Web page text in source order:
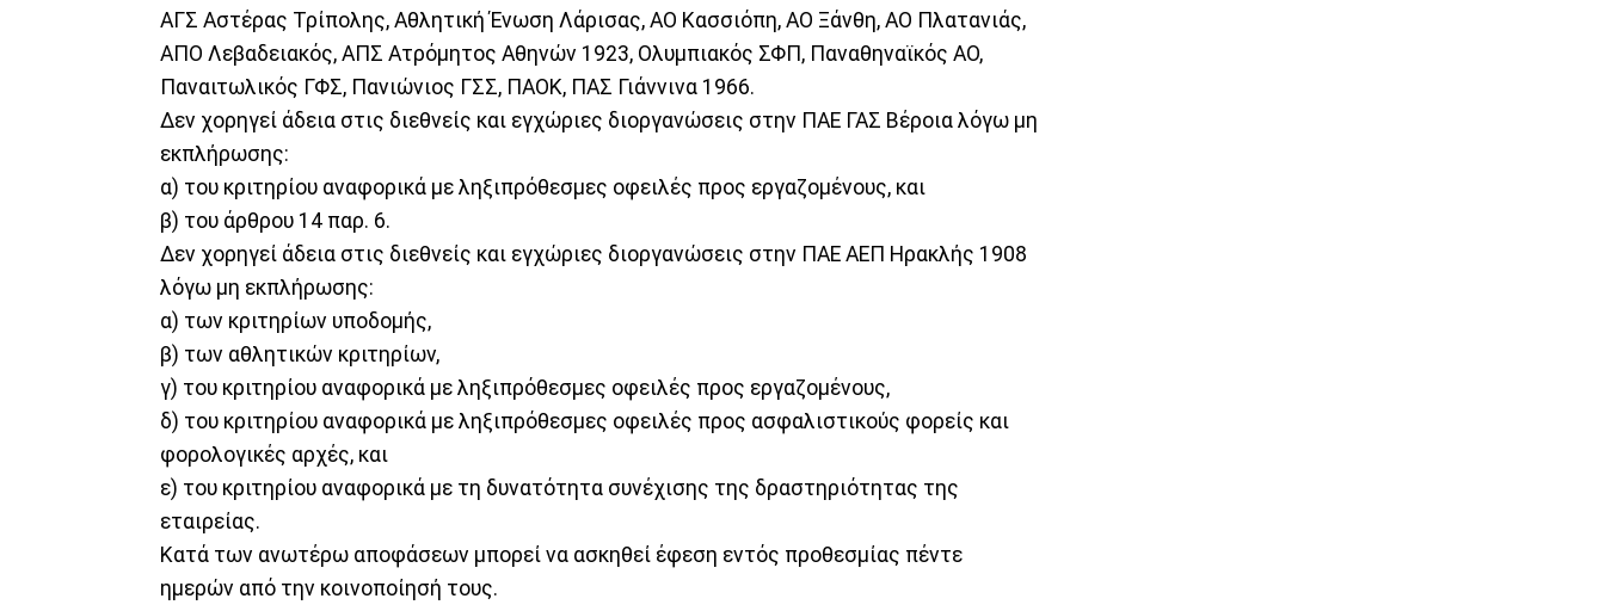
ΑΓΣ Αστέρας Τρίπολης, Αθλητική Ένωση Λάρισας, ΑΟ Κασσιόπη, ΑΟ Ξάνθη, ΑΟ Πλατανιάς,
ΑΠΟ Λεβαδειακός, ΑΠΣ Ατρόμητος Αθηνών 1923, Ολυμπιακός ΣΦΠ, Παναθηναϊκός ΑΟ,
Παναιτωλικός ΓΦΣ, Πανιώνιος ΓΣΣ, ΠΑΟΚ, ΠΑΣ Γιάννινα 1966.
Δεν χορηγεί άδεια στις διεθνείς και εγχώριες διοργανώσεις στην ΠΑΕ ΓΑΣ Βέροια λόγω μη
εκπλήρωσης:
α) του κριτηρίου αναφορικά με ληξιπρόθεσμες οφειλές προς εργαζομένους, και
β) του άρθρου 14 παρ. 6.
Δεν χορηγεί άδεια στις διεθνείς και εγχώριες διοργανώσεις στην ΠΑΕ ΑΕΠ Ηρακλής 1908
λόγω μη εκπλήρωσης:
α) των κριτηρίων υποδομής,
β) των αθλητικών κριτηρίων,
γ) του κριτηρίου αναφορικά με ληξιπρόθεσμες οφειλές προς εργαζομένους,
δ) του κριτηρίου αναφορικά με ληξιπρόθεσμες οφειλές προς ασφαλιστικούς φορείς και
φορολογικές αρχές, και
ε) του κριτηρίου αναφορικά με τη δυνατότητα συνέχισης της δραστηριότητας της
εταιρείας.
Κατά των ανωτέρω αποφάσεων μπορεί να ασκηθεί έφεση εντός προθεσμίας πέντε
ημερών από την κοινοποίησή τους.